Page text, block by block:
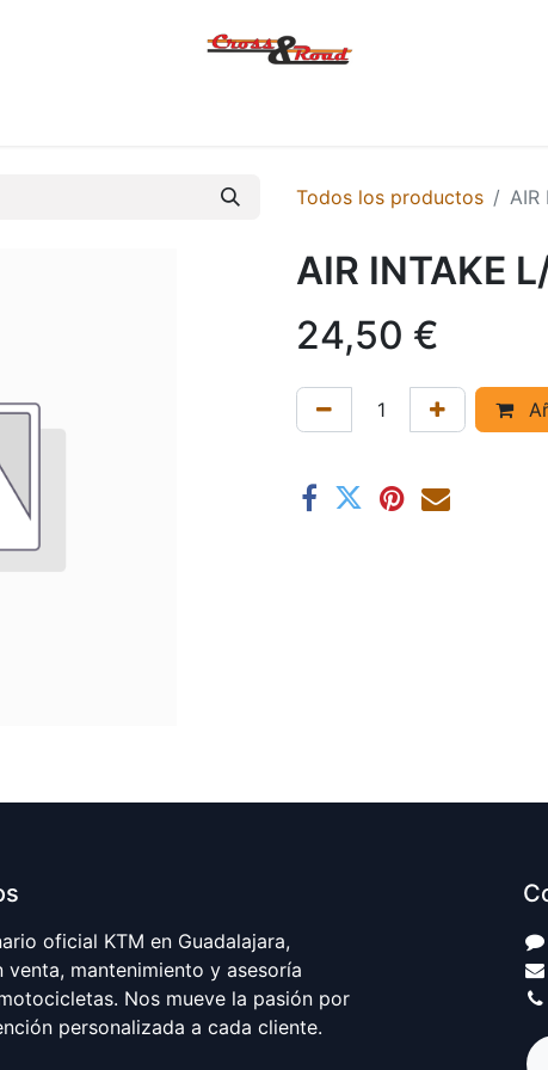
Todos los productos AIR
AIR INTAKE
24,50 €
oficial KTM en Guadalajara,
venta, mantenimiento y asesoría
Nos mueve la pasión por
personalizada a cada cliente.